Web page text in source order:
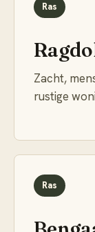
Ras
Zacht,
rustige
Ras